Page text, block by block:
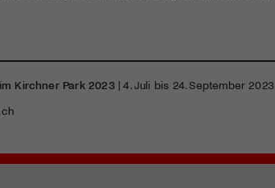
Kirchner Park 2023| 4. Juli bis 24. September 2023